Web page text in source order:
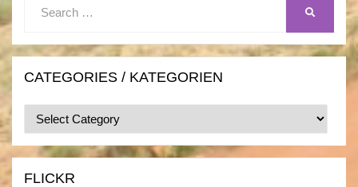
SEARCH
CATEGORIES / KATEGORIEN
Categories
/
Kategorien
FLICKR